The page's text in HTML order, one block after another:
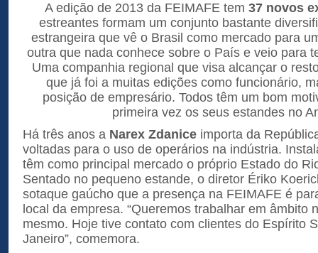
A edição de 2013 da FEIMAFE tem 37 novos
estreantes formam um conjunto bastante
estrangeira que vê o Brasil como mercado para
outra que nada conhece sobre o País e veio para
Uma companhia regional que visa alcançar o
que já foi a muitas edições como funcionário,
posição de empresário. Todos têm um bom
primeira vez os seus estandes no
Há três anos a Narex Zdanice importa da
voltadas para o uso de operários na indústria.
têm como principal mercado o próprio Estado do
Sentado no pequeno estande, o diretor Ériko
sotaque gaúcho que a presença na FEIMAFE é
local da empresa. “Queremos trabalhar em âmbito
mesmo. Hoje tive contato com clientes do Espírito
Janeiro”, comemora.